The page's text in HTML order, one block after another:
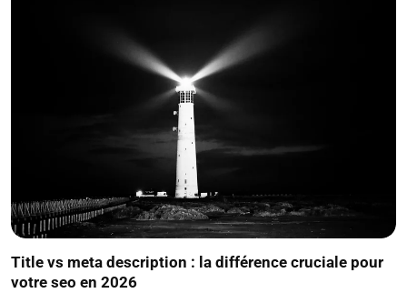
Title vs meta description : la différence cruciale pour
votre seo en 2026